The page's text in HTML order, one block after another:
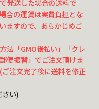
発送した場合の送料で
合の運賃は実費負担とな
ますので、あらかじめご
法「GMO後払い」「クレ
便振替」でご注文頂けま
注文完了後に送料を修正
さい)